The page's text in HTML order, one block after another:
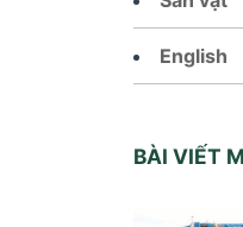
English
BÀI VIẾT